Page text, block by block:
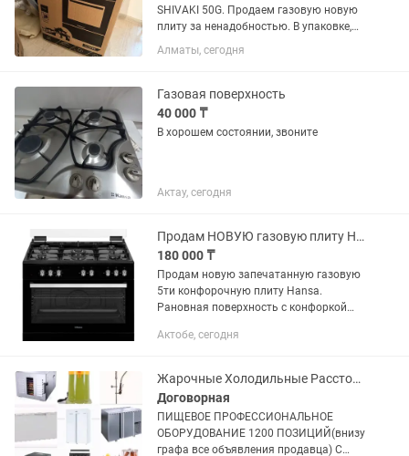
SHIVAKI 50G. Продаем газовую новую
плиту за ненадобностью. В упаковке,
не открывали. Самовывоз. Варочная
панель: газовая; Объем духовки: 65 л.;
механическое;...
Алматы, сегодня
Газовая поверхность
40 000 ₸
В хорошем состоянии, звоните
Актау, сегодня
Продам НОВУЮ газовую плиту Hansa
180 000 ₸
Продам новую запечатанную газовую
5ти конфорочную плиту Hansa.
Рановная поверхность с конфоркой
конвекцией и с функцией
переездом...
Актобе, сегодня
Жарочные Холодильные Расстоечные Шкафы Столы Поверхности Термостаты ИТП
Договорная
ПИЩЕВОЕ ПРОФЕССИОНАЛЬНОЕ
ОБОРУДОВАНИЕ 1200 ПОЗИЦИЙ(внизу
графа все объявления продавца) С